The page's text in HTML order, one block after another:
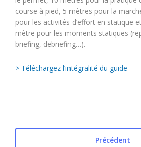
course à pied, 5 mètres pour la
pour les activités d’effort en statique
mètre pour les moments statiques
briefing, debriefing…).
> Téléchargez l’intégralité du guide
Précédent